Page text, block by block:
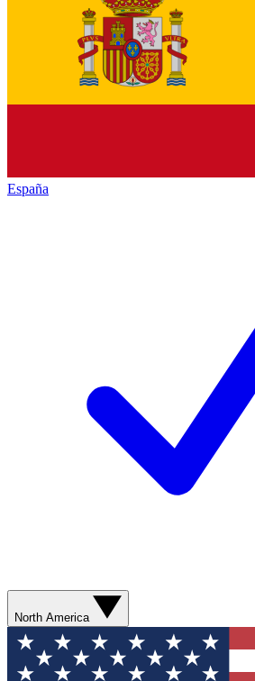
España
North America